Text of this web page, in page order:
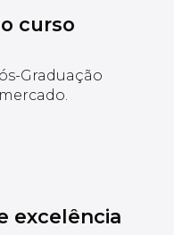
curso
Graduação
excelência